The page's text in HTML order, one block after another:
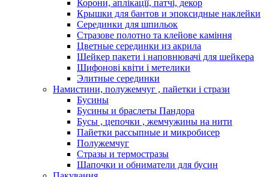
Корони, аплікації, патчі, декор
Крышки для бантов и эпоксидные наклейки
Серединки для шпильок
Стразове полотно та клейове каміння
Цветные серединки из акрила
Шейкер пакети і наповнювачі для шейкера
Шифонові квіти і метелики
Элитные серединки
Намистини, полужемчуг , пайетки і стрази
Бусины
Бусины и браслеты Пандора
Бусы , цепочки , жемчужины на нити
Пайетки рассыпные и микробисер
Полужемчуг
Стразы и термостразы
Шапочки и обниматели для бусин